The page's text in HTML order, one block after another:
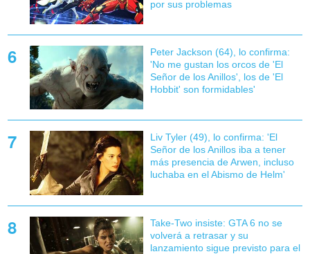
por sus problemas
Peter Jackson (64), lo confirma:
'No me gustan los orcos de 'El
Señor de los Anillos', los de 'El
Hobbit' son formidables'
Liv Tyler (49), lo confirma: 'El
Señor de los Anillos iba a tener
más presencia de Arwen, incluso
luchaba en el Abismo de Helm'
Take-Two insiste: GTA 6 no se
volverá a retrasar y su
lanzamiento sigue previsto para el